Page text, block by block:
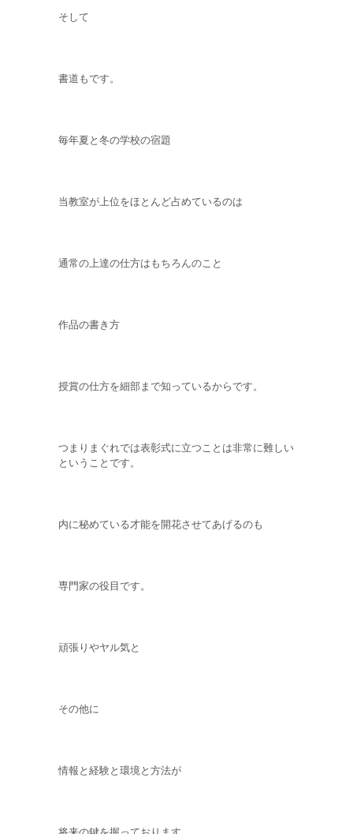
そして
書道もです。
毎年夏と冬の学校の宿題
当教室が上位をほとんど占めているのは
通常の上達の仕方はもちろんのこと
作品の書き方
授賞の仕方を細部まで知っているからです。
つまりまぐれでは表彰式に立つことは非常に難しい
ということです。
内に秘めている才能を開花させてあげるのも
専門家の役目です。
頑張りやヤル気と
その他に
情報と経験と環境と方法が
将来の鍵を握っております。